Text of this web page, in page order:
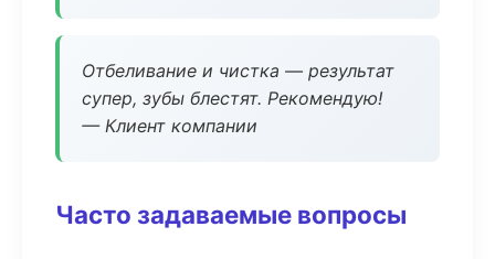
Отбеливание и чистка — результат
супер, зубы блестят. Рекомендую!
— Клиент компании
Часто задаваемые вопросы